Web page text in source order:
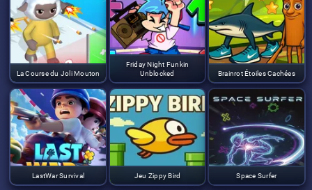
La Course du Joli Mouton
Friday Night Funkin
Unblocked
Brainrot Étoiles Cachées
LastWar Survival Jeu Zippy Bird Space Surfer